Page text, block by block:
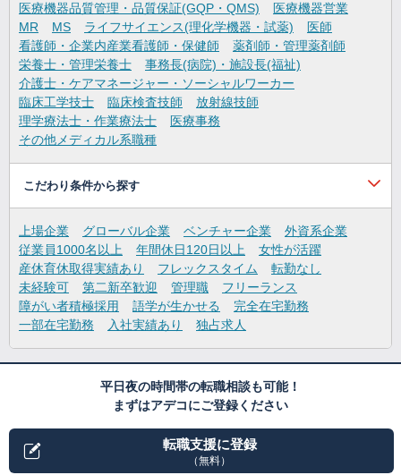
医療機器品質管理・品質保証(GQP・QMS)
医療機器営業
MR
MS ライフサイエンス(理化学機器・試薬)
医師
看護師・企業内産業看護師・保健師
薬剤師・管理薬剤師
栄養士・管理栄養士
事務長(病院)・施設長(福祉)
介護士・ケアマネージャー・ソーシャルワーカー
臨床工学技士
臨床検査技師
放射線技師
理学療法士・作業療法士
医療事務
その他メディカル系職種
こだわり条件から探す
上場企業 グローバル企業 ベンチャー企業
外資系企業
従業員1000名以上
年間休日120日以上
女性が活躍
産休育休取得実績あり
フレックスタイム
転勤なし
未経験可
第二新卒歓迎 管理職
フリーランス
障がい者積極採用
語学が生かせる
完全在宅勤務
一部在宅勤務
入社実績あり 独占求人
平日夜の時間帯の転職相談も可能！
まずはアデコにご登録ください
転職支援に登録
（無料）